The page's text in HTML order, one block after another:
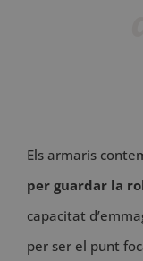
Els armaris
per guardar la
capacitat
per ser el punt